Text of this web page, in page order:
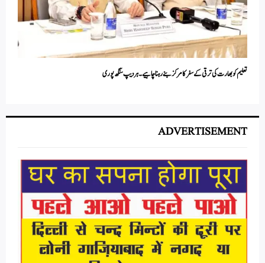
تعلیم کو بھارت کی ترقی کے سفر کا مرکز بنے رہنا چاہیے۔ ہردیپ سنگھ پوری
ADVERTISEMENT